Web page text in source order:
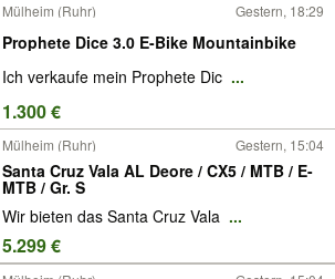
Mülheim (Ruhr) Gestern, 18:29
Prophete Dice 3.0 E-Bike Mountainbike
Ich verkaufe mein Prophete Dic ...
1.300 €
Mülheim (Ruhr) Gestern, 15:04
Santa Cruz Vala AL Deore / CX5 / MTB / E-
MTB / Gr. S
Wir bieten das Santa Cruz Vala ...
5.299 €